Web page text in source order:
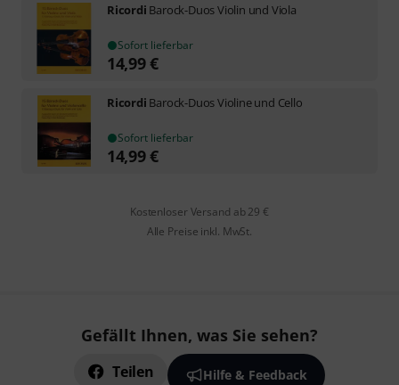
Ricordi Barock-Duos Violin und Viola
Sofort lieferbar
14,99€
Ricordi Barock-Duos Violine und Cello
Sofort lieferbar
14,99€
Kostenloser Versand ab 29 €
Alle Preise inkl. MwSt.
Gefällt Ihnen, was Sie sehen?
Teilen Hilfe & Feedback